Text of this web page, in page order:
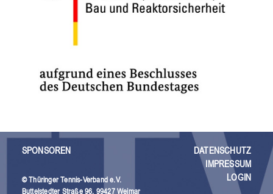
SPONSOREN
DATENSCHUTZ
IMPRESSUM
LOGIN
© Thüringer Tennis-Verband e.V.
Buttelstedter Straße 96, 99427 Weimar